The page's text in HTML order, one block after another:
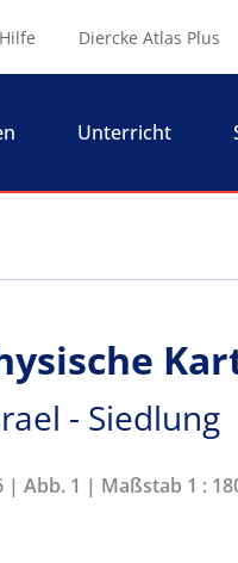
Hilfe Diercke Atlas Plus
Unterricht
- Siedlung
| Abb. 1 | Maßstab 1 :